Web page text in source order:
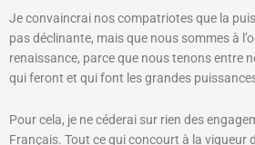
Je convaincrai nos compatriotes que la
pas déclinante, mais que nous sommes à
renaissance, parce que nous tenons entre
qui feront et qui font les grandes
Pour cela, je ne céderai sur rien des
Français. Tout ce qui concourt à la vigueur